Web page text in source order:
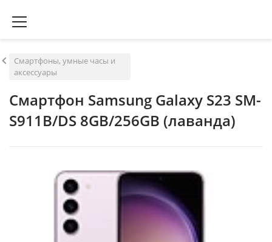
Смартфоны, умные часы и
аксессуары
Смартфон Samsung Galaxy S23 SM-
S911B/DS 8GB/256GB (лаванда)